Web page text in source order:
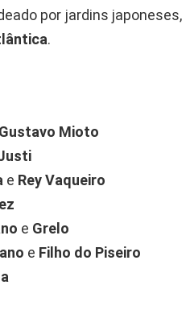
por jardins japoneses,
.
Gustavo Mioto
e Rey Vaqueiro
e Grelo
e Filho do Piseiro